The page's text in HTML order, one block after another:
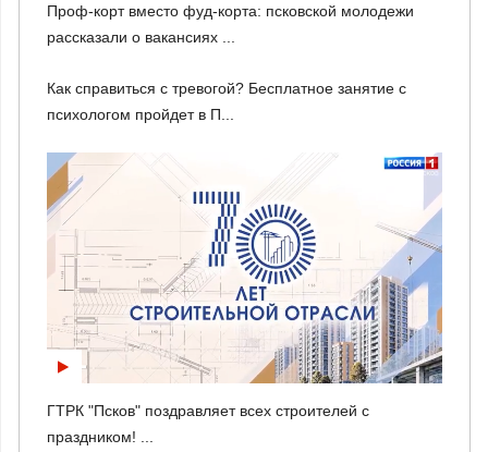
Проф-корт вместо фуд-корта: псковской молодежи
рассказали о вакансиях ...
Как справиться с тревогой? Бесплатное занятие с
психологом пройдет в П...
ГТРК "Псков" поздравляет всех строителей с
праздником! ...